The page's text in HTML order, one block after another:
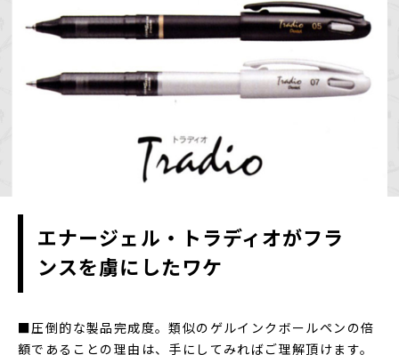
エナージェル・トラディオがフラ
ンスを虜にしたワケ
■圧倒的な製品完成度。類似のゲルインクボールペンの倍
額であることの理由は、手にしてみればご理解頂けます。